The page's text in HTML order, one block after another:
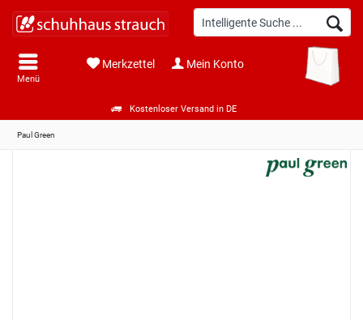
Kostenloser Versand in DE
Menü
Merkzettel Mein Konto
Paul Green